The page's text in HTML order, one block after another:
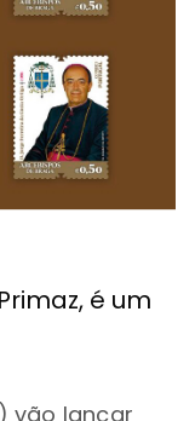
é um
vão lançar